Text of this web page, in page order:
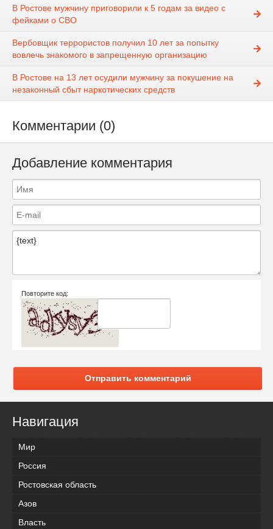
В Ростове мужчину приговорили к 5 годам за видео с
фейками о СВО
Вербовщик террористов получил 10 лет за попытку
вовлечь знакомого в запрещенную организацию
В Ростове на 13 лет осудили мужчину за покушение на
незаконный сбыт наркотических средств
Комментарии (0)
Добавление комментария
Повторите код:
Отправить комментарий
Навигация
Мир
Россия
Ростовская область
Азов
Власть